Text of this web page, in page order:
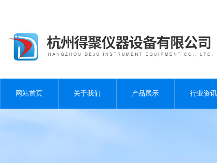
网站首页 关于我们 产品展示 行业资讯